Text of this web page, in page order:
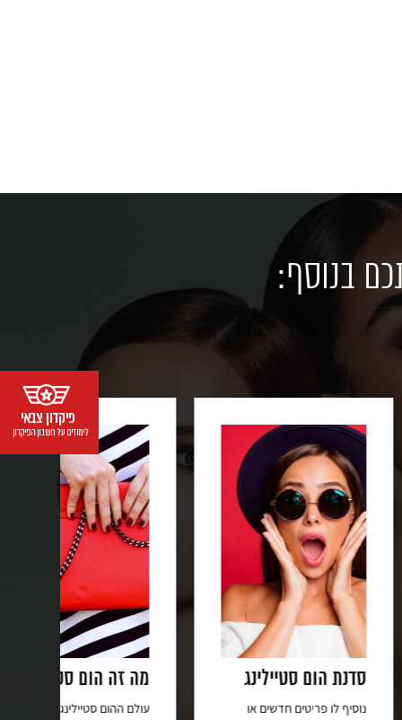
בנוסף:
סטיילינג
חדשים או
מה זה הום סטיילינג?
עולם ההום סטיילינג הינו חלק